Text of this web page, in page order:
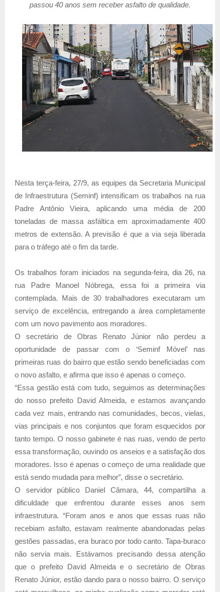
passou 40 anos sem receber asfalto de qualidade.
Nesta terça-feira, 27/9, as equipes da Secretaria Municipal
de Infraestrutura (Seminf) intensificam os trabalhos na rua
Padre Antônio Vieira, aplicando uma média de 200
toneladas de massa asfáltica em aproximadamente 400
metros de extensão. A previsão é que a via seja liberada
para o tráfego até o fim da tarde.
Os trabalhos foram iniciados na segunda-feira, dia 26, na
rua Padre Manoel Nóbrega, essa foi a primeira via
contemplada. Mais de 30 trabalhadores executaram um
serviço de excelência, entregando a área completamente
com um novo pavimento aos moradores.
O secretário de Obras Renato Júnior não perdeu a
oportunidade de passar com o ‘Seminf Móvel’ nas
primeiras ruas do bairro que estão sendo beneficiadas com
o novo asfalto, e afirma que isso é apenas o começo.
“Essa gestão está com tudo, seguimos as determinações
do nosso prefeito David Almeida, e estamos avançando
cada vez mais, entrando nas comunidades, becos, vielas,
vias principais e nos conjuntos que foram esquecidos por
tanto tempo. O nosso gabinete é nas ruas, vendo de perto
essa transformação, ouvindo os anseios e a satisfação dos
moradores. Isso é apenas o começo de uma realidade que
está sendo mudada para melhor”, disse o secretário.
O servidor público Daniel Câmara, 44, compartilha a
dificuldade que enfrentou durante esses anos sem
infraestrutura. “Foram anos e anos que essas ruas não
recebiam asfalto, estavam realmente abandonadas pelas
gestões passadas, era buraco por todo canto. Tapa-buraco
não servia mais. Estávamos precisando dessa atenção
que o prefeito David Almeida e o secretário de Obras
Renato Júnior, estão dando para o nosso bairro. O serviço